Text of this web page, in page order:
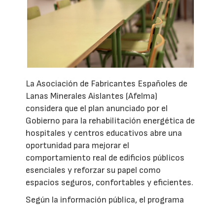
La Asociación de Fabricantes Españoles de
Lanas Minerales Aislantes (Afelma)
considera que el plan anunciado por el
Gobierno para la rehabilitación energética de
hospitales y centros educativos abre una
oportunidad para mejorar el
comportamiento real de edificios públicos
esenciales y reforzar su papel como
espacios seguros, confortables y eficientes.
Según la información pública, el programa